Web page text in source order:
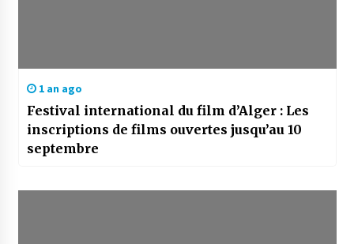
1 an ago
Festival international du film d’Alger : Les
inscriptions de films ouvertes jusqu’au 10
septembre